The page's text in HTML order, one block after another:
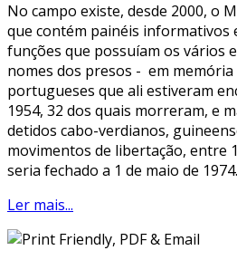
No campo existe, desde 2000, o
que contém painéis informativos
funções que possuíam os vários
nomes dos presos - em
portugueses que ali estiveram
1954, 32 dos quais morreram, e
detidos cabo-verdianos,
movimentos de libertação, entre
seria fechado a 1 de maio de 1974.
Ler mais...